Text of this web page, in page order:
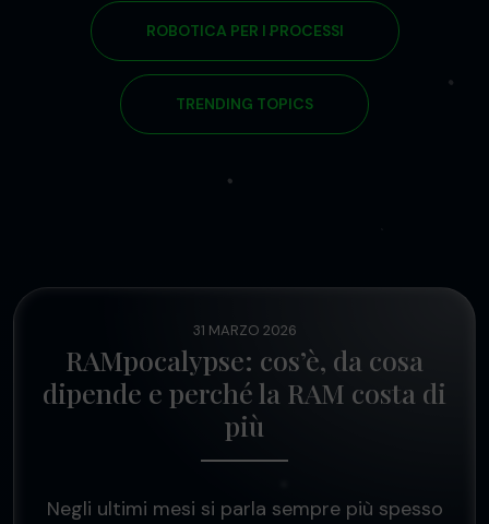
ROBOTICA PER I PROCESSI
TRENDING TOPICS
31 MARZO 2026
RAMpocalypse: cos’è, da cosa
dipende e perché la RAM costa di
più
Negli ultimi mesi si parla sempre più spesso